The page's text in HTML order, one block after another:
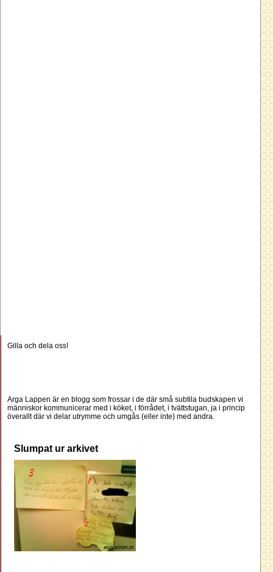
Gilla och dela oss!
Arga Lappen är en blogg som frossar i de där små subtila budskapen vi
människor kommunicerar med i köket, i förrådet, i tvättstugan, ja i princip
överallt där vi delar utrymme och umgås (eller inte) med andra.
Slumpat ur arkivet